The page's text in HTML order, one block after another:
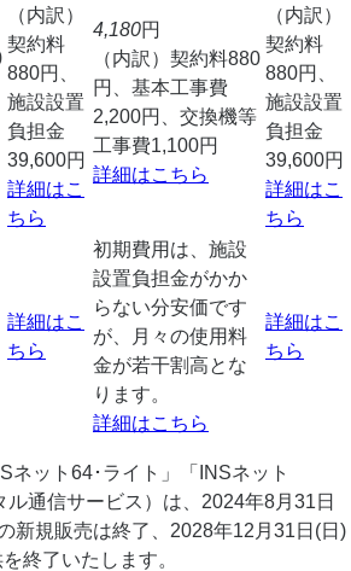
（内訳）
契約料
880円、
施設設置
負担金
39,600円
詳細はこ
ちら
4,180円
（内訳）契約料880
円、基本工事費
2,200円、交換機等
工事費1,100円
詳細はこちら
（内訳）
契約料
880円、
施設設置
負担金
39,600円
詳細はこ
ちら
詳細はこ
ちら
初期費用は、施設
設置負担金がかか
らない分安価です
が、月々の使用料
金が若干割高とな
ります。
詳細はこちら
詳細はこ
ちら
ネット64･ライト」「INSネット
通信サービス）は、2024年8月31日
新規販売は終了、2028年12月31日(日)
終了いたします。